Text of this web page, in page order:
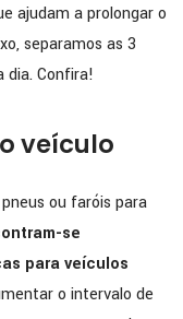
ajudam a prolongar o
separamos as 3
dia. Confira!
veículo
ou faróis para
se
para veículos
o intervalo de